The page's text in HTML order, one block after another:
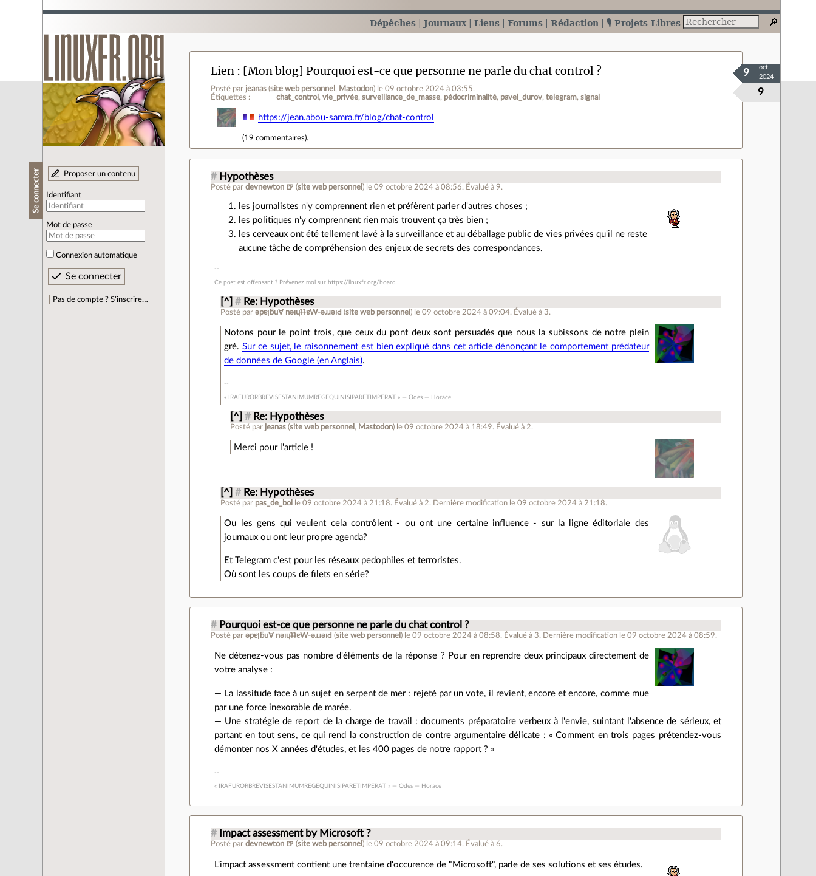
Dépêches Journaux Liens Forums Rédaction 🎙️ Projets Libres
Se connecter Proposer un contenu
Identifiant
Mot de passe
Connexion automatique
Pas de compte ? S’inscrire…
Lien [Mon blog] Pourquoi est-ce que personne ne parle du chat control ?
Posté par jeanas (site web personnel , Mastodon) le 09 octobre 2024 à 03:55.
Étiquettes :
chat_control vie_privée surveillance_de_masse pédocriminalité pavel_durov telegram signal 9
9
oct.
2024
https://jean.abou-samra.fr/blog/chat-control
(19 commentaires).
# Hypothèses
Posté pardevnewton 🍺 (site web personnel ) le 09 octobre 2024 à 08:56. Évalué à9.
les journalistes n'y comprennent rien et préfèrent parler d'autres choses ;
les politiques n'y comprennent rien mais trouvent ça très bien ;
les cerveaux ont été tellement lavé à la surveillance et au déballage public de vies privées qu'il ne reste
aucune tâche de compréhension des enjeux de secrets des correspondances.
Ce post est offensant ? Prévenez moi sur https://linuxfr.org/board
[^] # Re: Hypothèses
Posté par ǝpɐןƃu∀ nǝıɥʇʇɐW-ǝɹɹǝıԀ (site web personnel ) le 09 octobre 2024 à 09:04. Évalué à 3.
Notons pour le point trois, que ceux du pont deux sont persuadés que nous la subissons de notre plein
gré. Sur ce sujet, le raisonnement est bien expliqué dans cet article dénonçant le comportement prédateur
de données de Google (en Anglais).
« IRAFURORBREVISESTANIMUMREGEQUINISIPARETIMPERAT » — Odes — Horace
[^] # Re: Hypothèses
Posté par jeanas (site web personnel , Mastodon) le 09 octobre 2024 à 18:49. Évalué à 2.
Merci pour l'article !
[^] # Re: Hypothèses
Posté par pas_de_bol le 09 octobre 2024 à 21:18. Évalué à 2. Dernière modification le 09 octobre 2024 à 21:18.
Ou les gens qui veulent cela contrôlent - ou ont une certaine influence - sur la ligne éditoriale des
journaux ou ont leur propre agenda?
Et Telegram c'est pour les réseaux pedophiles et terroristes.
Où sont les coups de filets en série?
# Pourquoi est-ce que personne ne parle du chat control ?
Posté par ǝpɐןƃu∀ nǝıɥʇʇɐW-ǝɹɹǝıԀ (site web personnel ) le 09 octobre 2024 à 08:58. Évalué à 3. Dernière modification le 09 octobre 2024 à 08:59.
Ne détenez-vous pas nombre d'éléments de la réponse ? Pour en reprendre deux principaux directement de
votre analyse :
— La lassitude face à un sujet en serpent de mer : rejeté par un vote, il revient, encore et encore, comme mue
par une force inexorable de marée.
— Une stratégie de report de la charge de travail : documents préparatoire verbeux à l'envie, suintant l'absence de sérieux, et
partant en tout sens, ce qui rend la construction de contre argumentaire délicate : « Comment en trois pages prétendez-vous
démonter nos X années d'études, et les 400 pages de notre rapport ? »
« IRAFURORBREVISESTANIMUMREGEQUINISIPARETIMPERAT » — Odes — Horace
# Impact assessment by Microsoft ?
Posté pardevnewton 🍺 (site web personnel ) le 09 octobre 2024 à 09:14. Évalué à6.
L'impact assessment contient une trentaine d'occurence de "Microsoft", parle de ses solutions et ses études.